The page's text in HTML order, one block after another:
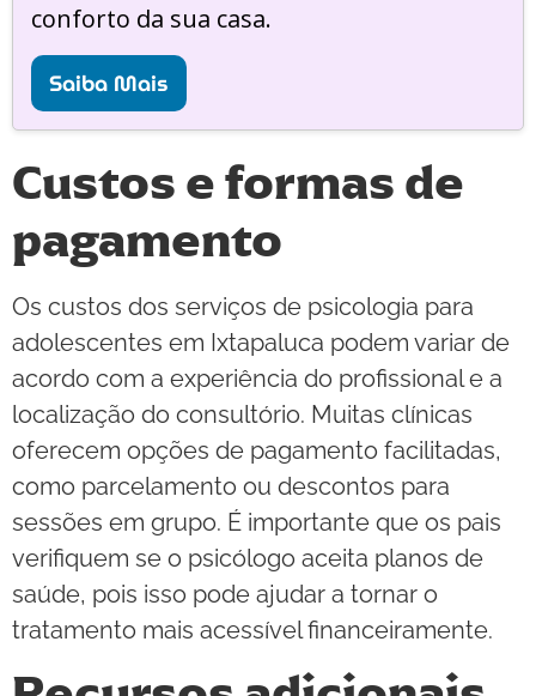
conforto da sua casa.
Saiba Mais
Custos e formas de
pagamento
Os custos dos serviços de psicologia para
adolescentes em Ixtapaluca podem variar de
acordo com a experiência do profissional e a
localização do consultório. Muitas clínicas
oferecem opções de pagamento facilitadas,
como parcelamento ou descontos para
sessões em grupo. É importante que os pais
verifiquem se o psicólogo aceita planos de
saúde, pois isso pode ajudar a tornar o
tratamento mais acessível financeiramente.